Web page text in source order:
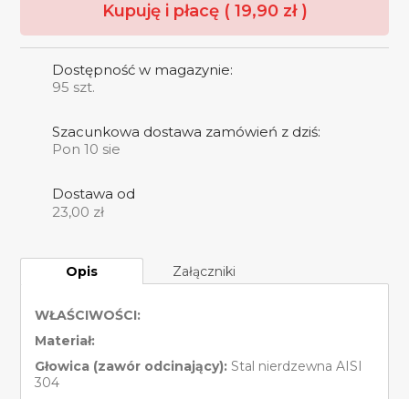
Kupuję i płacę ( 19,90 zł )
Dostępność w magazynie:
95 szt.
Szacunkowa dostawa zamówień z dziś:
Pon 10 sie
Dostawa od
23,00 zł
Opis Załączniki
WŁAŚCIWOŚCI:
Materiał:
Głowica (zawór odcinający): Stal nierdzewna AISI
304